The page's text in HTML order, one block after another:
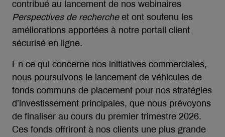
contribué au lancement de nos webinaires
Perspectives de rechercheet ont soutenu les
améliorations apportées à notre portail client
sécurisé en ligne.
En ce qui concerne nos initiatives commerciales,
nous poursuivons le lancement de véhicules de
fonds communs de placement pour nos stratégies
d’investissement principales, que nous prévoyons
de finaliser au cours du premier trimestre 2026.
Ces fonds offriront à nos clients une plus grande